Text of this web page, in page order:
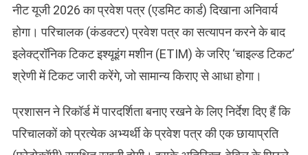
नीट यूजी 2026 का प्रवेश पत्र (एडमिट कार्ड) दिखाना अनिवार्य
होगा। परिचालक (कंडक्टर) प्रवेश पत्र का सत्यापन करने के बाद
इलेक्ट्रॉनिक टिकट इश्यूइंग मशीन (ETIM) के जरिए ‘चाइल्ड टिकट’
श्रेणी में टिकट जारी करेंगे, जो सामान्य किराए से आधा होगा।
​प्रशासन ने रिकॉर्ड में पारदर्शिता बनाए रखने के लिए निर्देश दिए हैं कि
परिचालकों को प्रत्येक अभ्यर्थी के प्रवेश पत्र की एक छायाप्रति